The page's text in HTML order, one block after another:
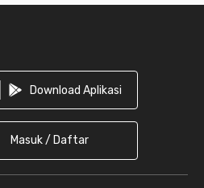
Download Aplikasi
Masuk / Daftar